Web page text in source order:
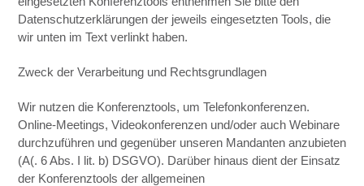
Datenschutzerklärungen der jeweils eingesetzten Tools, die
wir unten im Text verlinkt haben.
Zweck der Verarbeitung und Rechtsgrundlagen
Wir nutzen die Konferenztools, um Telefonkonferenzen.
Online-Meetings, Videokonferenzen und/oder auch Webinare
durchzuführen und gegenüber unseren Mandanten anzubieten
(A(. 6 Abs. I lit. b) DSGVO). Darüber hinaus dient der Einsatz
der Konferenztools der allgemeinen